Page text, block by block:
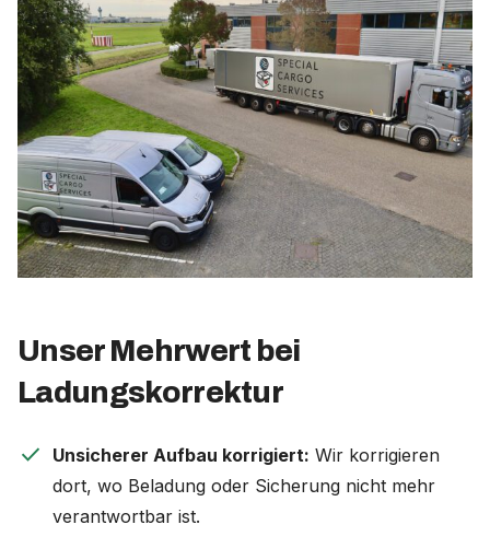
Unser Mehrwert bei
Ladungskorrektur
check Unsicherer Aufbau korrigiert: Wir korrigieren
dort, wo Beladung oder Sicherung nicht mehr
verantwortbar ist.